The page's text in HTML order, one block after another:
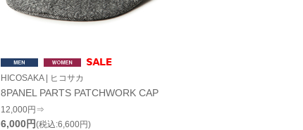
HICOSAKA | ヒコサカ
8PANEL PARTS PATCHWORK CAP
12,000円⇒
6,000円(税込:6,600円)